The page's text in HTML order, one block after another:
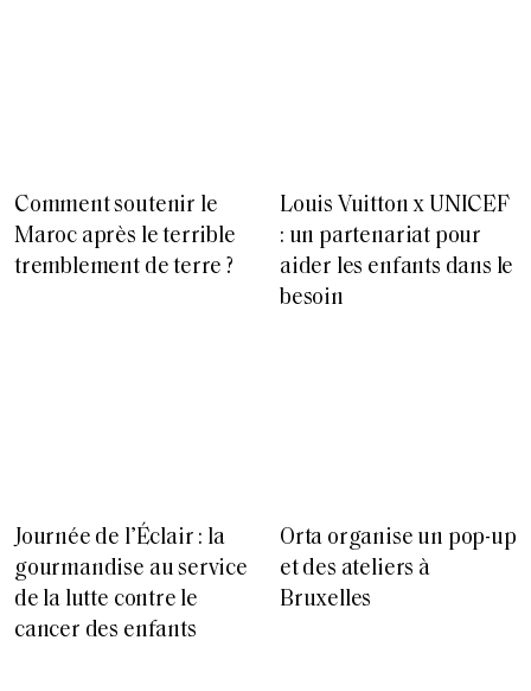
Comment soutenir le
Maroc après le terrible
tremblement de terre ?
Louis Vuitton x UNICEF
: un partenariat pour
aider les enfants dans le
besoin
Journée de l’Éclair : la
gourmandise au service
de la lutte contre le
cancer des enfants
Orta organise un pop-up
et des ateliers à
Bruxelles